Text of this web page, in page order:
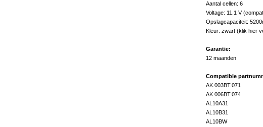
Aantal cellen: 6
Voltage: 11.1 V
Opslagcapaciteit:
Kleur: zwart (klik hier
Garantie:
12 maanden
Compatible
AK.003BT.071
AK.006BT.074
AL10A31
AL10B31
AL10BW